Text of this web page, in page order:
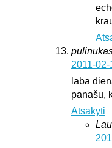
2011-
laba
panašu,
Atsakyti